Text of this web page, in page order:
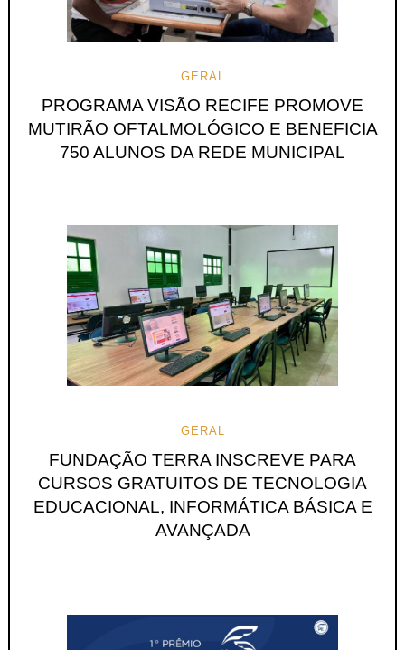
GERAL
PROGRAMA VISÃO RECIFE PROMOVE
MUTIRÃO OFTALMOLÓGICO E BENEFICIA
750 ALUNOS DA REDE MUNICIPAL
GERAL
FUNDAÇÃO TERRA INSCREVE PARA
CURSOS GRATUITOS DE TECNOLOGIA
EDUCACIONAL, INFORMÁTICA BÁSICA E
AVANÇADA